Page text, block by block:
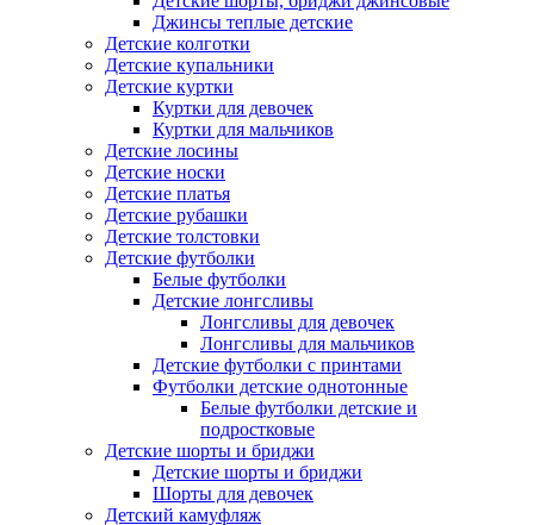
Джинсы теплые детские
Детские колготки
Детские купальники
Детские куртки
Куртки для девочек
Куртки для мальчиков
Детские лосины
Детские носки
Детские платья
Детские рубашки
Детские толстовки
Детские футболки
Белые футболки
Детские лонгсливы
Лонгсливы для девочек
Лонгсливы для мальчиков
Детские футболки с принтами
Футболки детские однотонные
Белые футболки детские и
подростковые
Детские шорты и бриджи
Детские шорты и бриджи
Шорты для девочек
Детский камуфляж